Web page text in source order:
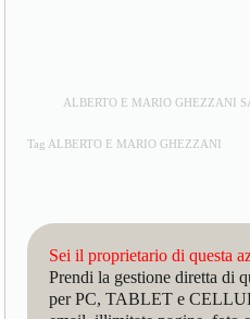
ALBERTO E MARIO GHEZZANI
Tag ALBERTO E MARIO GHEZZANI
Sei il proprietario di questa
Prendi la gestione diretta di
per PC, TABLET e